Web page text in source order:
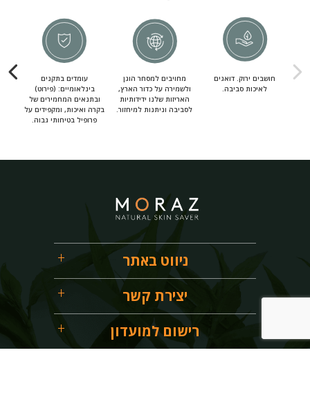
חושבים ירוק. דואגים
לאיכות סביבה.
מחויבים למסחר הוגן
ולשמירה על כדור הארץ,
האריזות שלנו ידידותיות
לסביבה וניתנות למיחזור.
עומדים בתקנים
בינלאומיים: (פירוט)
ובתנאים המחמירים של
בקרה ואיכות, ומקפידים על
פרופיל בטיחותי גבוה.
ניווט באתר
יצירת קשר
054-9200313
רישום למועדון